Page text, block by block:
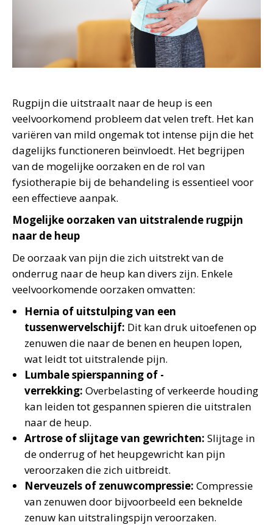
Rugpijn die uitstraalt naar de heup is een
veelvoorkomend probleem dat velen treft. Het kan
variëren van mild ongemak tot intense pijn die het
dagelijks functioneren beïnvloedt. Het begrijpen
van de mogelijke oorzaken en de rol van
fysiotherapie bij de behandeling is essentieel voor
een effectieve aanpak.
Mogelijke oorzaken van uitstralende rugpijn
naar de heup
De oorzaak van pijn die zich uitstrekt van de
onderrug naar de heup kan divers zijn. Enkele
veelvoorkomende oorzaken omvatten:
Hernia of uitstulping van een
tussenwervelschijf: Dit kan druk uitoefenen op
zenuwen die naar de benen en heupen lopen,
wat leidt tot uitstralende pijn.
Lumbale spierspanning of -
verrekking: Overbelasting of verkeerde houding
kan leiden tot gespannen spieren die uitstralen
naar de heup.
Artrose of slijtage van gewrichten: Slijtage in
de onderrug of het heupgewricht kan pijn
veroorzaken die zich uitbreidt.
Nerveuzels of zenuwcompressie: Compressie
van zenuwen door bijvoorbeeld een beknelde
zenuw kan uitstralingspijn veroorzaken.